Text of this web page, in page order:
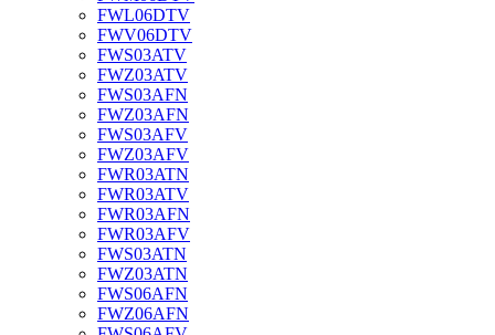
FWL06DTV
FWV06DTV
FWS03ATV
FWZ03ATV
FWS03AFN
FWZ03AFN
FWS03AFV
FWZ03AFV
FWR03ATN
FWR03ATV
FWR03AFN
FWR03AFV
FWS03ATN
FWZ03ATN
FWS06AFN
FWZ06AFN